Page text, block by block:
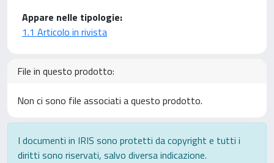
Appare nelle tipologie:
1.1 Articolo in rivista
File in questo prodotto:
Non ci sono file associati a questo prodotto.
I documenti in IRIS sono protetti da copyright e tutti i
diritti sono riservati, salvo diversa indicazione.